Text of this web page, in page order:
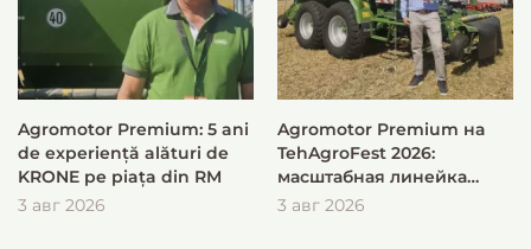
Agromotor Premium: 5 ani
de experiență alături de
KRONE pe piața din RM
3 авг 2026
Agromotor Premium на
TehAgroFest 2026:
масштабная линейка
KRONE для быстрой и
3 авг 2026